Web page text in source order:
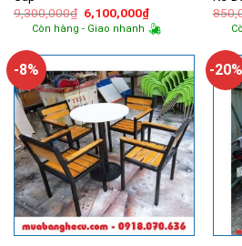
9,300,000₫ Giá
gốc
là:
6,100,000₫Giá
hiện
tại
6,100,000₫.
Còn hàng - Giao nhanh
-8% -20%